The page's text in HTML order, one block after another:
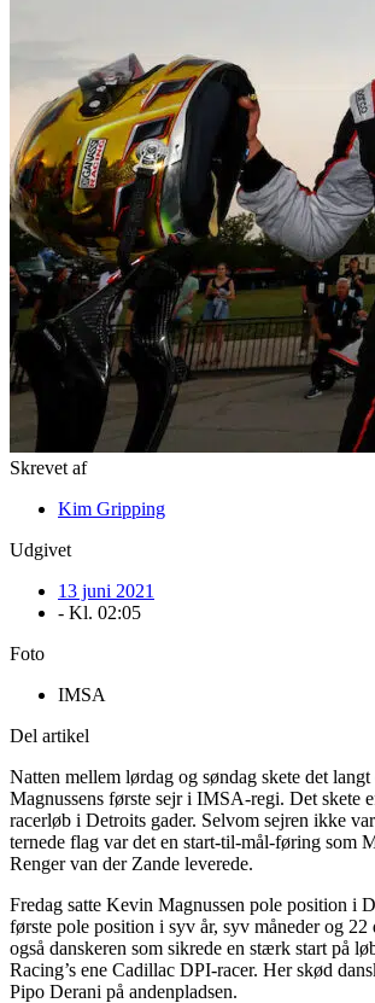
Skrevet af
Kim Gripping
Udgivet
13 juni 2021
- Kl. 02:05
Foto
IMSA
Del artikel
Natten mellem lørdag og søndag skete det
Magnussens første sejr i IMSA-regi. Det skete
racerløb i Detroits gader. Selvom sejren ikke
ternede flag var det en start-til-mål-føring som
Renger van der Zande leverede.
Fredag satte Kevin Magnussen pole position i
første pole position i syv år, syv måneder og 22
også danskeren som sikrede en stærk start på
Racing’s ene Cadillac DPI-racer. Her skød
Pipo Derani på andenpladsen.